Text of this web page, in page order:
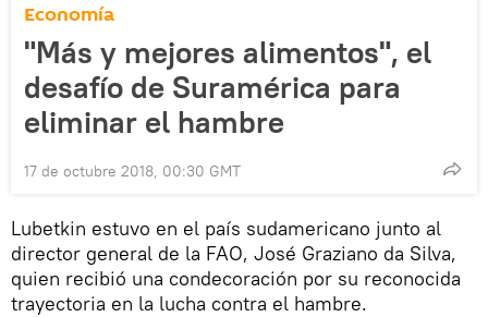
Economía
"Más y mejores alimentos", el
desafío de Suramérica para
eliminar el hambre
17 de octubre 2018, 00:30 GMT
Lubetkin estuvo en el país sudamericano junto al
director general de la FAO, José Graziano da Silva,
quien recibió una condecoración por su reconocida
trayectoria en la lucha contra el hambre.